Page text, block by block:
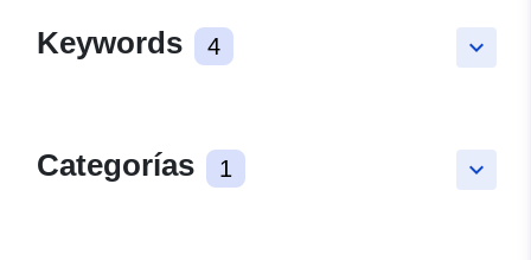
keyboard_arrow_down
Keywords 4
keyboard_arrow_down
Categorías 1